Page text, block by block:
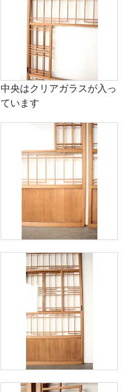
中央はクリアガラスが入っ
ています